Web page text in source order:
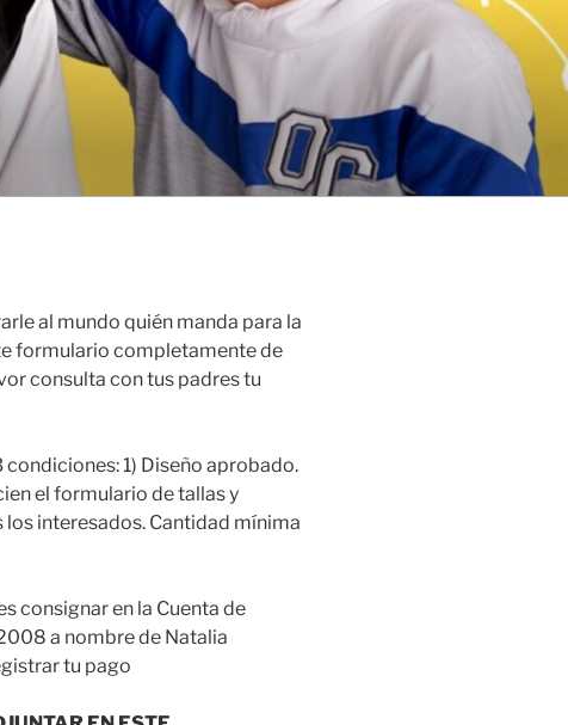
al mundo quién manda para la
formulario completamente de
consulta con tus padres tu
1) Diseño aprobado.
el formulario de tallas y
interesados. Cantidad mínima
consignar en la Cuenta de
a nombre de Natalia
y para registrar tu pago